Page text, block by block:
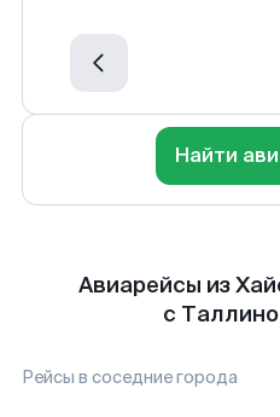
Найти
Авиарейсы из
с
Рейсы в соседние города